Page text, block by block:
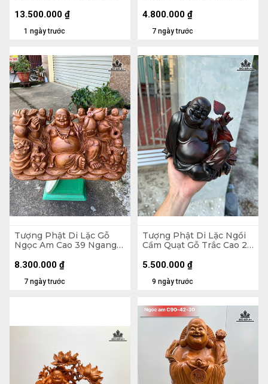
(cm)
1 ngày trước
13.500.000 ₫
7 ngày trước
4.800.000 ₫
Tượng Phật Di Lặc Gỗ
Ngọc Am Cao 39 Ngang
7 ngày trước
8.300.000 ₫
Tượng Phật Di Lặc Ngồi
Cầm Quạt Gỗ Trắc Cao 20
9 ngày trước
5.500.000 ₫